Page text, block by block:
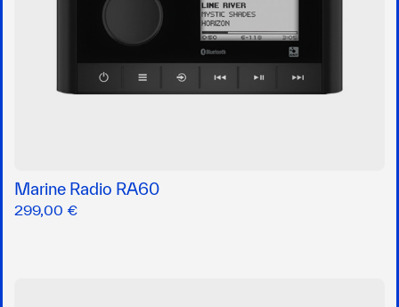
Marine Radio RA60
299,00 €